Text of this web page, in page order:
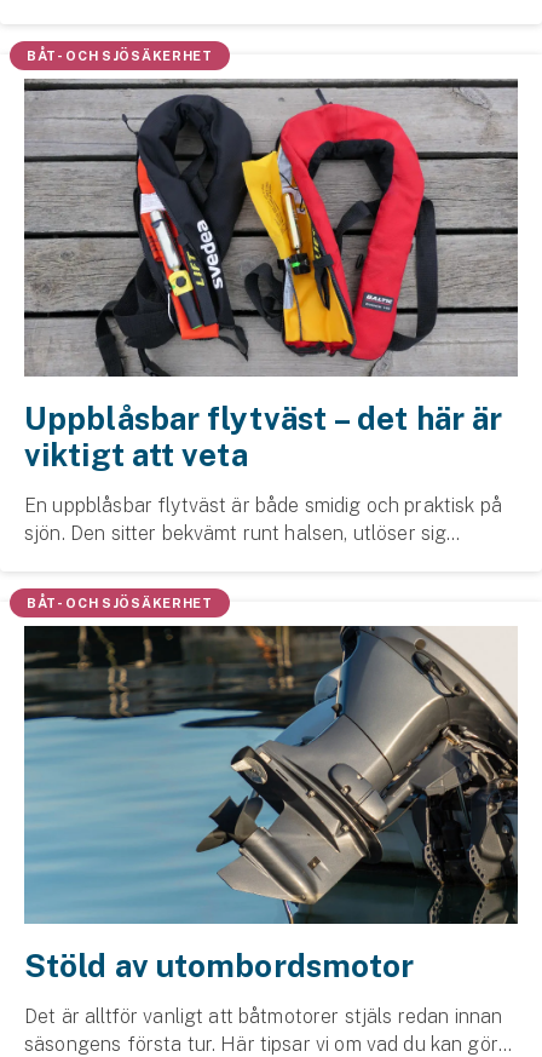
tänka på när du väljer.
BÅT- OCH SJÖSÄKERHET
Uppblåsbar flytväst – det här är
viktigt att veta
En uppblåsbar flytväst är både smidig och praktisk på
sjön. Den sitter bekvämt runt halsen, utlöser sig
nacke och ditt huvud. Men hur fungerar ...
BÅT- OCH SJÖSÄKERHET
Stöld av utombordsmotor
Det är alltför vanligt att båtmotorer stjäls redan innan
säsongens första tur. Här tipsar vi om vad du kan göra